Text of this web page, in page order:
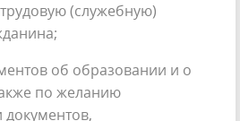
(служебную)
об образовании и о
по желанию